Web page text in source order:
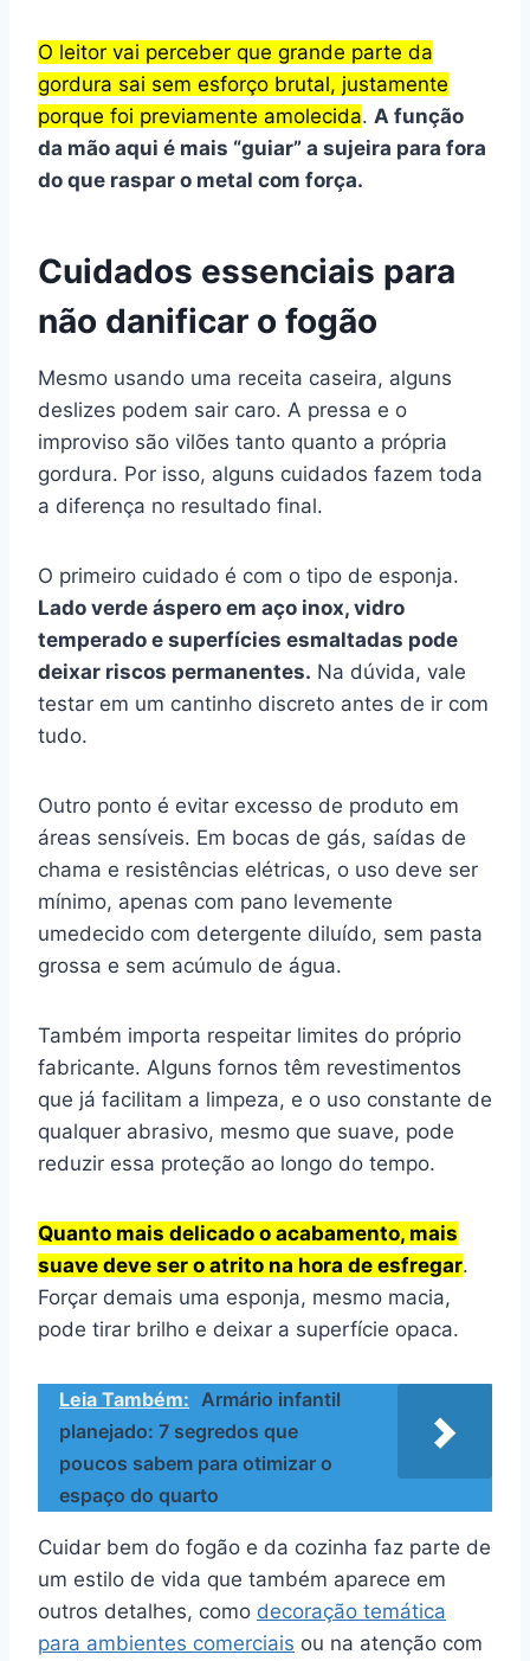
O leitor vai perceber que grande parte da
gordura sai sem esforço brutal, justamente
porque foi previamente amolecida. A função
da mão aqui é mais “guiar” a sujeira para fora
do que raspar o metal com força.
Cuidados essenciais para
não danificar o fogão
Mesmo usando uma receita caseira, alguns
deslizes podem sair caro. A pressa e o
improviso são vilões tanto quanto a própria
gordura. Por isso, alguns cuidados fazem toda
a diferença no resultado final.
O primeiro cuidado é com o tipo de esponja.
Lado verde áspero em aço inox, vidro
temperado e superfícies esmaltadas pode
deixar riscos permanentes. Na dúvida, vale
testar em um cantinho discreto antes de ir com
tudo.
Outro ponto é evitar excesso de produto em
áreas sensíveis. Em bocas de gás, saídas de
chama e resistências elétricas, o uso deve ser
mínimo, apenas com pano levemente
umedecido com detergente diluído, sem pasta
grossa e sem acúmulo de água.
Também importa respeitar limites do próprio
fabricante. Alguns fornos têm revestimentos
que já facilitam a limpeza, e o uso constante de
qualquer abrasivo, mesmo que suave, pode
reduzir essa proteção ao longo do tempo.
Quanto mais delicado o acabamento, mais
suave deve ser o atrito na hora de esfregar.
Forçar demais uma esponja, mesmo macia,
pode tirar brilho e deixar a superfície opaca.
Leia Também: Armário infantil
planejado: 7 segredos que
poucos sabem para otimizar o
espaço do quarto
Cuidar bem do fogão e da cozinha faz parte de
um estilo de vida que também aparece em
outros detalhes, como decoração temática
para ambientes comerciais ou na atenção com